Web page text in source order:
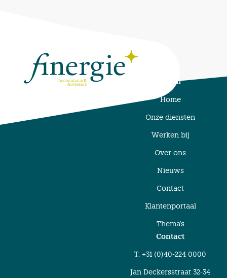
Menu
Home
Onze diensten
Werken bij
Over ons
Nieuws
Contact
Klantenportaal
Thema's
Contact
T. +31 (0)40-224 0000
Jan Deckersstraat 32-34